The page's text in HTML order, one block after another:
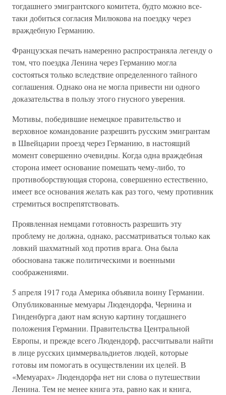
тогдашнего эмигрантского комитета, будто можно все-
таки добиться согласия Милюкова на поездку через
враждебную Германию.
Французская печать намеренно распространяла легенду о
том, что поездка Ленина через Германию могла
состояться только вследствие определенного тайного
соглашения. Однако она не могла привести ни одного
доказательства в пользу этого гнусного уверения.
Мотивы, победившие немецкое правительство и
верховное командование разрешить русским эмигрантам
в Швейцарии проезд через Германию, в настоящий
момент совершенно очевидны. Когда одна враждебная
сторона имеет основание помешать чему-либо, то
противоборствующая сторона, совершенно естественно,
имеет все основания желать как раз того, чему противник
стремиться воспрепятствовать.
Проявленная немцами готовность разрешить эту
проблему не должна, однако, рассматриваться только как
ловкий шахматный ход против врага. Она была
обоснована также политическими и военными
соображениями.
5 апреля 1917 года Америка объявила воину Германии.
Опубликованные мемуары Людендорфа, Чернина и
Гинденбурга дают нам ясную картину тогдашнего
положения Германии. Правительства Центральной
Европы, и прежде всего Людендорф, рассчитывали найти
в лице русских циммервальдиетов людей, которые
готовы им помогать в осуществлении их целей. В
«Мемуарах» Людендорфа нет ни слова о путешествии
Ленина. Тем не менее книга эта, равно как и книга,